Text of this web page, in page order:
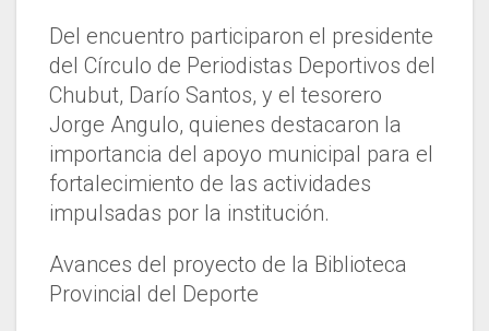
Del encuentro participaron el presidente
del Círculo de Periodistas Deportivos del
Chubut, Darío Santos, y el tesorero
Jorge Angulo, quienes destacaron la
importancia del apoyo municipal para el
fortalecimiento de las actividades
impulsadas por la institución.
Avances del proyecto de la Biblioteca
Provincial del Deporte